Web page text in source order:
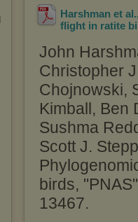
Harshman et
flight in ratite
John
Christopher
Chojnowski,
Kimball, Ben
Sushma
Scott J.
birds,
13467.